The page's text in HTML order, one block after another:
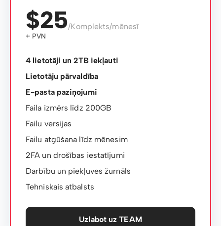
$25/Komplekts/mēnesī
+ PVN
4 lietotāji un 2TB iekļauti
Lietotāju pārvaldība
E-pasta paziņojumi
Faila izmērs līdz 200GB
Failu versijas
Failu atgūšana līdz mēnesim
2FA un drošības iestatījumi
Darbību un piekļuves žurnāls
Tehniskais atbalsts
Uzlabot uz TEAM